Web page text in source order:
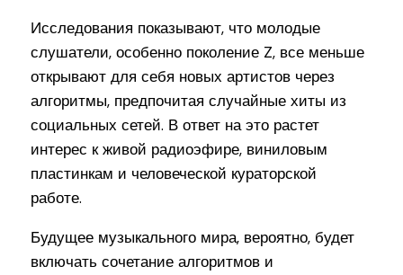
Исследования показывают, что молодые
слушатели, особенно поколение Z, все меньше
открывают для себя новых артистов через
алгоритмы, предпочитая случайные хиты из
социальных сетей. В ответ на это растет
интерес к живой радиоэфире, виниловым
пластинкам и человеческой кураторской
работе.
Будущее музыкального мира, вероятно, будет
включать сочетание алгоритмов и